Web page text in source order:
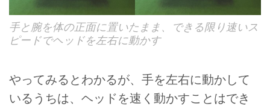
手と腕を体の正面に置いたまま、できる限り速いス
ピードでヘッドを左右に動かす
やってみるとわかるが、手を左右に動かして
いるうちは、ヘッドを速く動かすことはでき